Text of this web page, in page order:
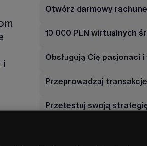
i
Otwórz darmowy
10 000 PLN wirtualnych
Obsługują Cię pasjonaci
Przeprowadzaj
Przetestuj swoją